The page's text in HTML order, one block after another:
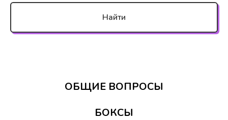
Найти
ОБЩИЕ ВОПРОСЫ
БОКСЫ